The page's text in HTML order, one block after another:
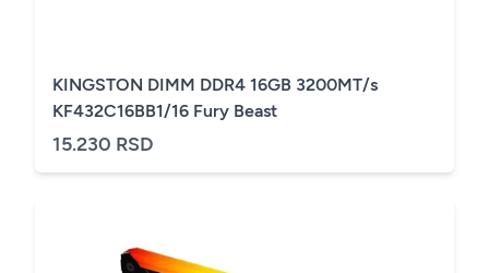
KINGSTON DIMM DDR4 16GB 3200MT/s
KF432C16BB1/16 Fury Beast
15.230 RSD